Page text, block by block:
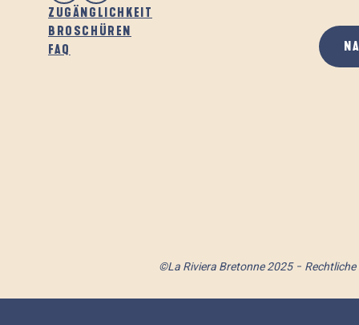
ZUGÄNGLICHKEIT
BROSCHÜREN
FAQ
©La Riviera Bretonne 2025